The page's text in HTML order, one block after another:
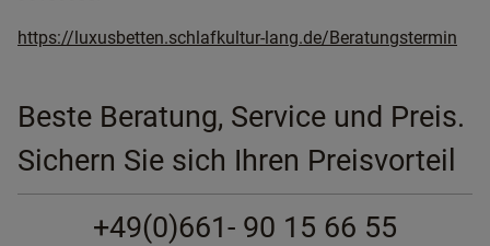
https://luxusbetten.schlafkultur-lang.de/Beratungstermin
Beste Beratung, Service und Preis.
Sichern Sie sich Ihren Preisvorteil
+49(0)661- 90 15 66 55